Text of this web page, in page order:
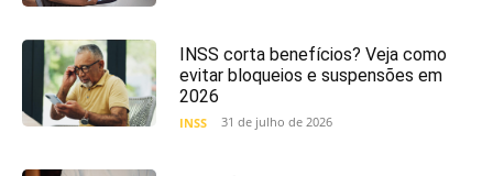
INSS corta benefícios? Veja como
evitar bloqueios e suspensões em
2026
INSS 31 de julho de 2026